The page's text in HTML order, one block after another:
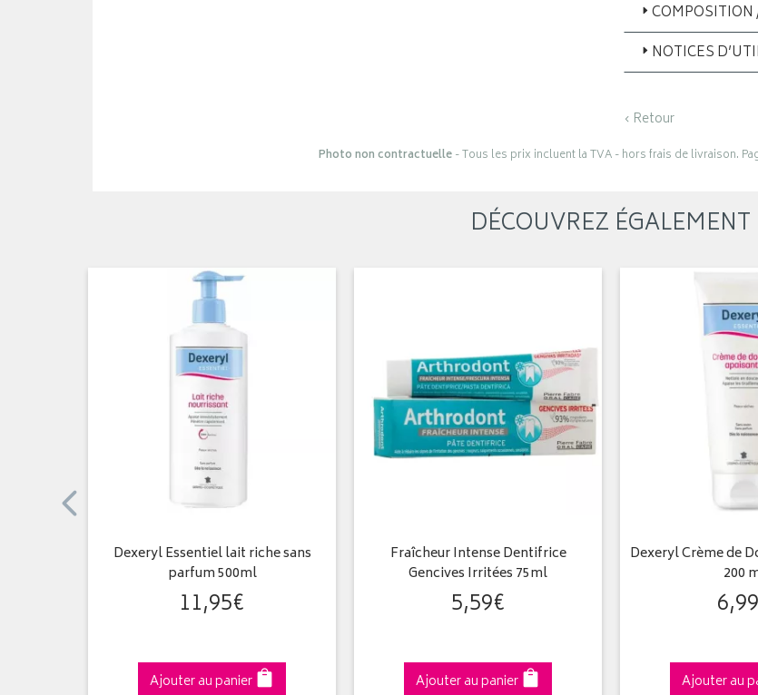
NOTICES
‹ Retour
Photo non contractuelle- Tous les prix incluent la TVA - hors frais de livraison.
DÉCOUVREZ ÉGALEMENT
Dexeryl Essentiel lait riche sans
parfum 500ml
11,95€
Ajouter au panier
Fraîcheur Intense Dentifrice
Gencives Irritées 75ml
5,59€
Ajouter au panier
Dexeryl Crème de
200
6,99
Ajouter au